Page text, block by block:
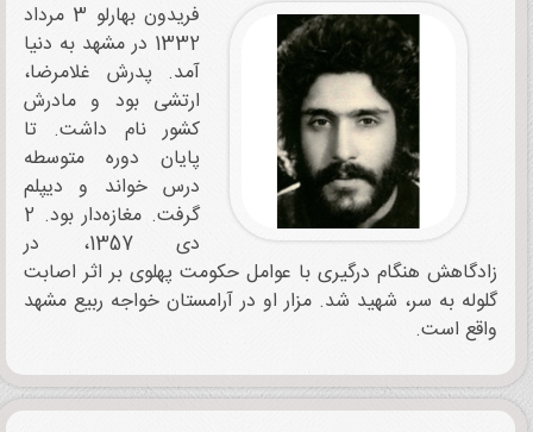
فریدون بهارلو 3 مرداد
1332 در مشهد به دنیا
آمد. پدرش غلامرضا،
ارتشی بود و مادرش
کشور نام داشت. تا
پایان دوره متوسطه
درس خواند و دیپلم
گرفت. مغازه‌دار بود. 2
دی 1357، در
زادگاهش هنگام درگیری با عوامل حکومت پهلوی بر اثر اصابت
گلوله به سر، شهید شد. مزار او در آرامستان خواجه ربیع مشهد
واقع است.